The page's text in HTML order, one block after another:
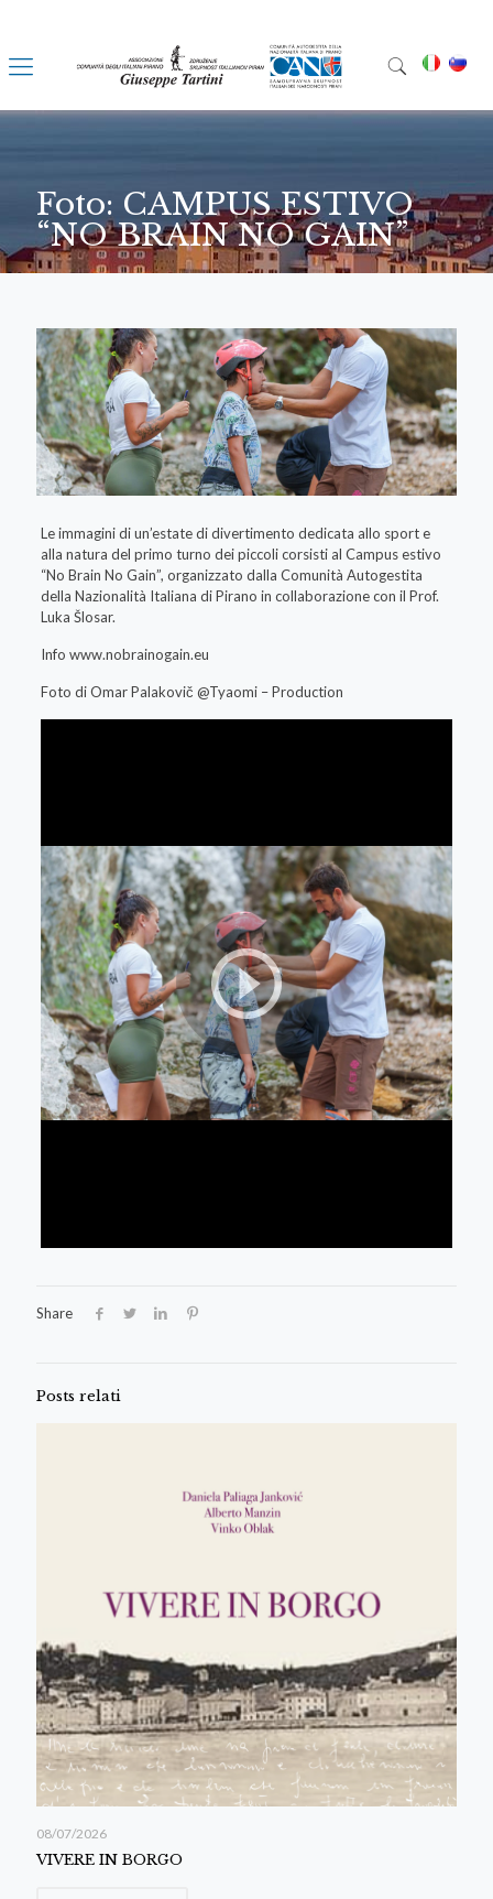
Foto: CAMPUS ESTIVO
“NO BRAIN NO GAIN”
Le immagini di un’estate di divertimento dedicata allo sport e
alla natura del primo turno dei piccoli corsisti al Campus estivo
“No Brain No Gain”, organizzato dalla Comunità Autogestita
della Nazionalità Italiana di Pirano in collaborazione con il Prof.
Luka Šlosar.
Info www.nobrainogain.eu
Foto di Omar Palakovič @Tyaomi – Production
Share
Posts relati
08/07/2026
VIVERE IN BORGO